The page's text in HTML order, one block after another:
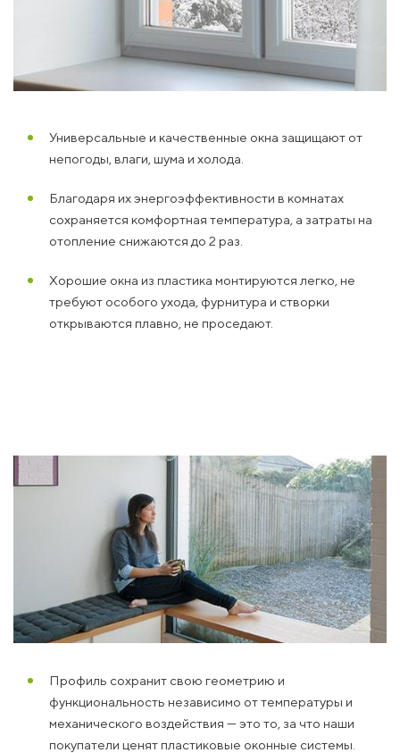
Универсальные и качественные окна защищают от
непогоды, влаги, шума и холода.
Благодаря их энергоэффективности в комнатах
сохраняется комфортная температура, а затраты на
отопление снижаются до 2 раз.
Хорошие окна из пластика монтируются легко, не
требуют особого ухода, фурнитура и створки
открываются плавно, не проседают.
Профиль сохранит свою геометрию и
функциональность независимо от температуры и
механического воздействия — это то, за что наши
покупатели ценят пластиковые оконные системы.